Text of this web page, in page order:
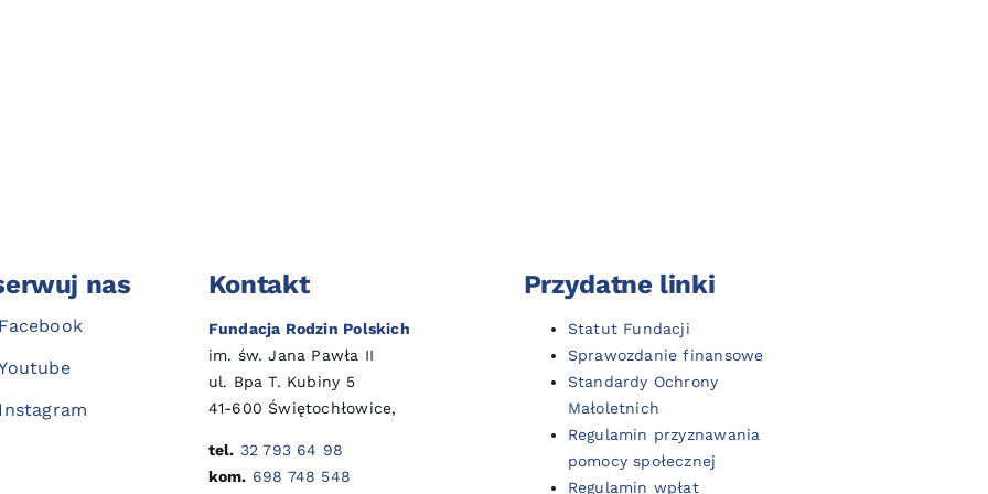
nas Kontakt
Fundacja Rodzin Polskich
im. św. Jana Pawła II
ul. Bpa T. Kubiny 5
41-600 Świętochłowice,
tel. 32 793 64 98
kom. 698 748 548
Przydatne linki
Statut Fundacji
Sprawozdanie finansowe
Standardy Ochrony
Małoletnich
Regulamin przyznawania
pomocy społecznej
Regulamin wpłat